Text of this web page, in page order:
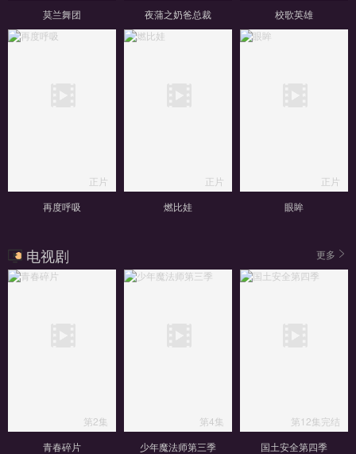
莫兰舞团
夜蒲之奶爸总裁
校歌英雄
正片
再度呼吸
正片
燃比娃
正片
眼眸
更多
电视剧
第2集
青春碎片
第4集
少年魔法师第三季
第12集完结
国土安全第四季